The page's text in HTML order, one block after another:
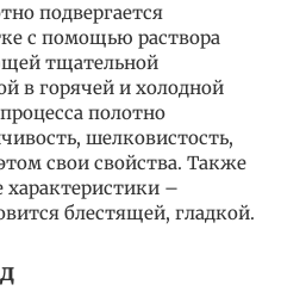
подвергается
с помощью раствора
тщательной
в горячей и холодной
полотно
шелковистость,
свои свойства. Также
–
блестящей, гладкой.